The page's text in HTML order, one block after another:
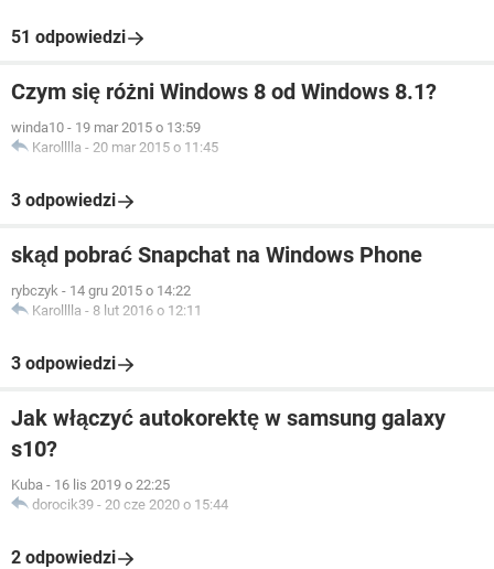
51 odpowiedzi
Czym się różni Windows 8 od Windows 8.1?
winda10 - 19 mar 2015 o 13:59
Karolllla - 20 mar 2015 o 11:45
3 odpowiedzi
skąd pobrać Snapchat na Windows Phone
rybczyk - 14 gru 2015 o 14:22
Karolllla - 8 lut 2016 o 12:11
3 odpowiedzi
Jak włączyć autokorektę w samsung galaxy
s10?
Kuba - 16 lis 2019 o 22:25
dorocik39 - 20 cze 2020 o 15:44
2 odpowiedzi